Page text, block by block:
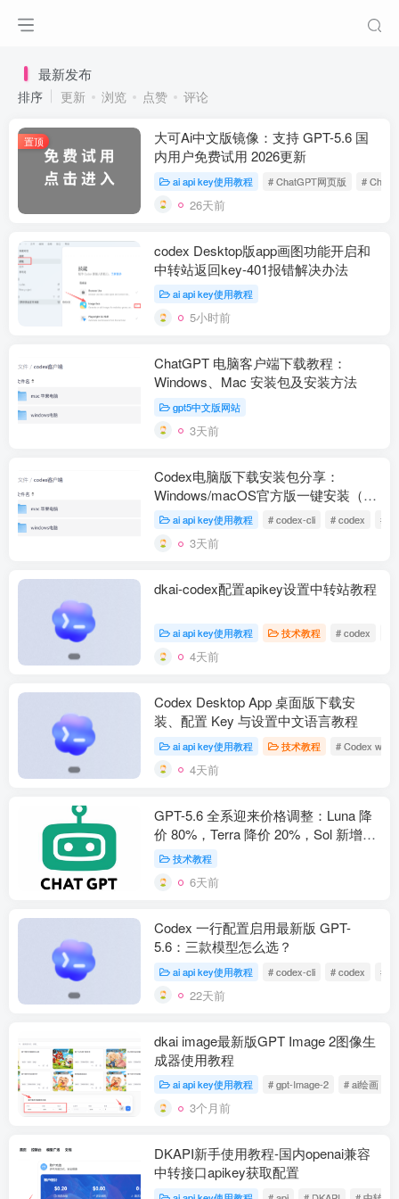
最新发布
排序 更新 浏览 点赞 评论
置顶
大可Ai中文版镜像：支持 GPT-5.6 国
内用户免费试用 2026更新
ai api key使用教程 # ChatGPT网页版 #
26天前
codex Desktop版app画图功能开启和
中转站返回key-401报错解决办法
ai api key使用教程
5小时前
ChatGPT 电脑客户端下载教程：
Windows、Mac 安装包及安装方法
gpt5中文版网站
3天前
Codex电脑版下载安装包分享：
Windows/macOS官方版一键安装（附
网盘下载）
ai api key使用教程 # codex-cli # codex #
3天前
dkai-codex配置apikey设置中转站教程
ai api key使用教程 技术教程 # codex
4天前
Codex Desktop App 桌面版下载安
装、配置 Key 与设置中文语言教程
ai api key使用教程 技术教程 # Codex
4天前
GPT-5.6 全系迎来价格调整：Luna 降
价 80%，Terra 降价 20%，Sol 新增
Fast 模式
技术教程
6天前
Codex 一行配置启用最新版 GPT-
5.6：三款模型怎么选？
ai api key使用教程 # codex-cli # codex #
22天前
dkai image最新版GPT Image 2图像生
成器使用教程
ai api key使用教程 # gpt-Image-2 # ai绘画
3个月前
DKAPI新手使用教程-国内openai兼容
中转接口apikey获取配置